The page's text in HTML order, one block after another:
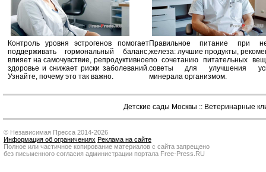
Контроль уровня эстрогенов помогает
поддерживать гормональный баланс,
влияет на самочувствие, репродуктивное
здоровье и снижает риски заболеваний.
Узнайте, почему это так важно.
Правильное питание при
железа: лучшие продукты,
по сочетанию питательных
советы для улучшения
минерала организмом.
Детские сады Москвы :: Ветеринарные
© Независимая Пресса 2014-2026
Информация об ограничениях Реклама на сайте
Полное или частичное копирование материалов с сайта запрещено
без письменного согласия администрации портала Free-Press.RU